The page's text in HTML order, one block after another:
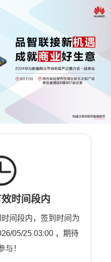
时间段内
间段内，签到时间为
05/25 03:00 ，期待
与！